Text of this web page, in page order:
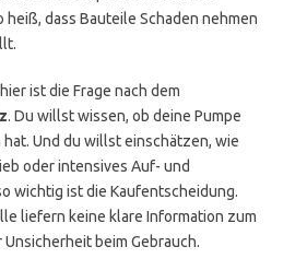
heiß, dass Bauteile Schaden nehmen
ist die Frage nach dem
. Du willst wissen, ob deine Pumpe
Und du willst einschätzen, wie
oder intensives Auf- und
wichtig ist die Kaufentscheidung.
liefern keine klare Information zum
beim Gebrauch.